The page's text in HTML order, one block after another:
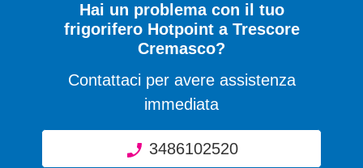
Hai un problema con il tuo
frigorifero Hotpoint a Trescore
Cremasco?
Contattaci per avere assistenza
immediata
3486102520